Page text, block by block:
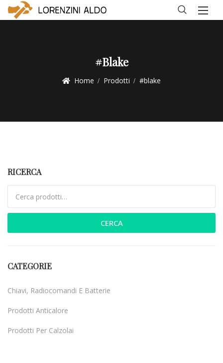
#blake
Home Prodotti #blake
RICERCA
CERCA
CATEGORIE
Chiavi, Radiocomandi E Batterie
Prodotti Anticalore
Prodotti Per Calzolai